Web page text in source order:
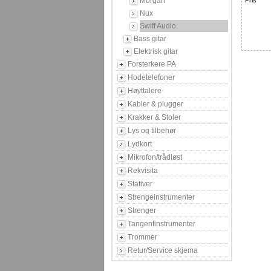
Nux
Swiff Audio
Bass gitar
Elektrisk gitar
Forsterkere PA
Hodetelefoner
Høyttalere
Kabler & plugger
Krakker & Stoler
Lys og tilbehør
Lydkort
Mikrofon/trådløst
Rekvisita
Stativer
Strengeinstrumenter
Strenger
Tangentinstrumenter
Trommer
Retur/Service skjema